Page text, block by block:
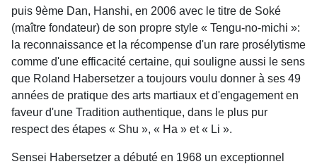
puis 9ème Dan, Hanshi, en 2006 avec le titre de Soké
(maître fondateur) de son propre style « Tengu-no-michi »:
la reconnaissance et la récompense d'un rare prosélytisme
comme d'une efficacité certaine, qui souligne aussi le sens
que Roland Habersetzer a toujours voulu donner à ses 49
années de pratique des arts martiaux et d'engagement en
faveur d'une Tradition authentique, dans le plus pur
respect des étapes « Shu », « Ha » et « Li ».
Sensei Habersetzer a débuté en 1968 un exceptionnel